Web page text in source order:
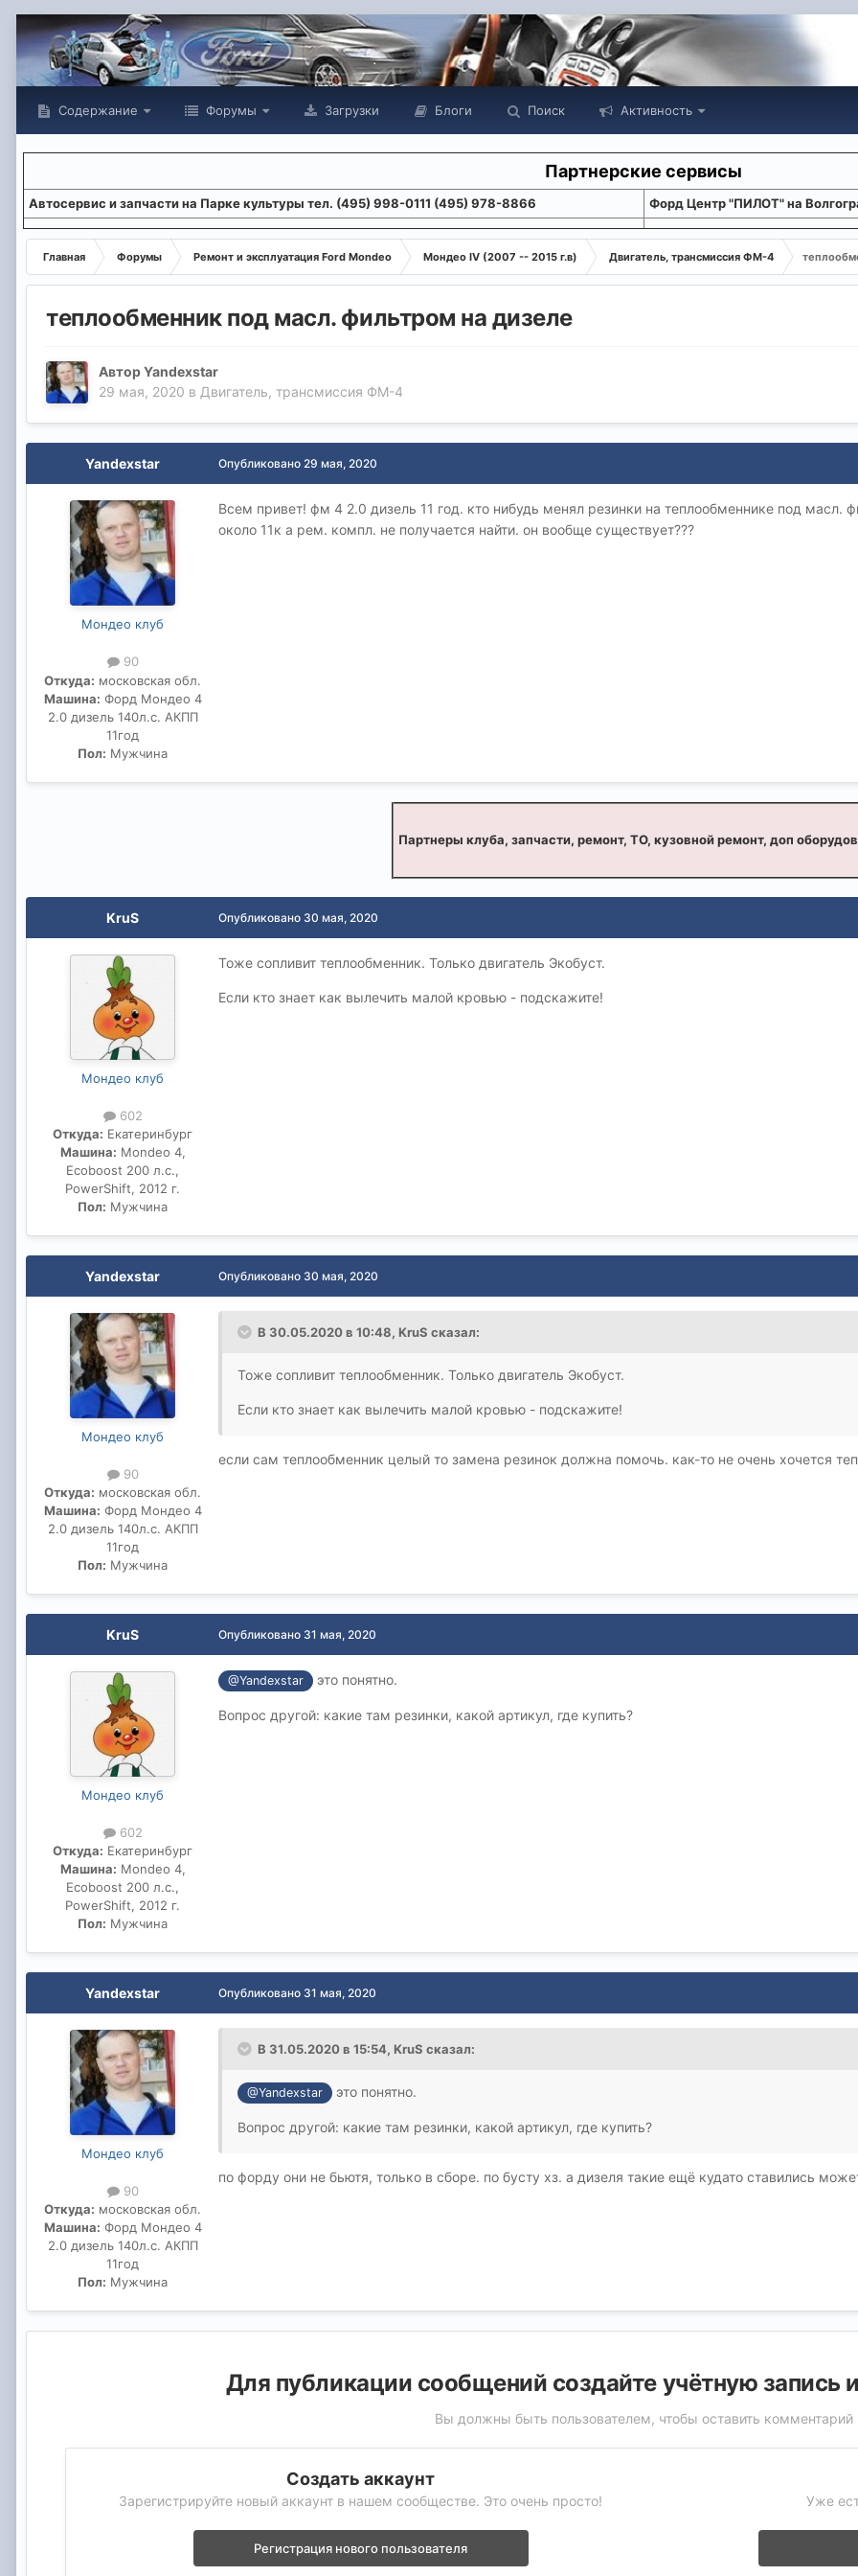
Содержание Форумы Загрузки Блоги Поиск Активность
Партнерские сервисы
Aвтосервис и запчасти на Парке культуры тел. (495) 998-0111 (495) 978-8866 Форд Центр "ПИЛОТ" на
Главная Форумы Ремонт и эксплуатация Ford Mondeo Мондео IV (2007 -- 2015 г.в) Двигатель, трансмиссия ФМ-4
теплообменник под масл. фильтром на дизеле
АвторYandexstar
29 мая, 2020 в Двигатель, трансмиссия ФМ-4
Yandexstar
Мондео клуб
90
Откуда: московская обл.
Машина: Форд Мондео 4
2.0 дизель 140л.с. АКПП
11год
Пол: Мужчина
Опубликовано 29 мая, 2020
Всем привет! фм 4 2.0 дизель 11 год. кто нибудь менял резинки на теплообменнике под масл.
около 11к а рем. компл. не получается найти. он вообще существует???
Партнеры клуба, запчасти, ремонт, ТО, кузовной ремонт, доп
KruS
Мондео клуб
602
Откуда: Екатеринбург
Машина: Mondeo 4,
Ecoboost 200 л.с.,
PowerShift, 2012 г.
Пол: Мужчина
Опубликовано 30 мая, 2020
Тоже сопливит теплообменник. Только двигатель Экобуст.
Если кто знает как вылечить малой кровью - подскажите!
Yandexstar
Мондео клуб
90
Откуда: московская обл.
Машина: Форд Мондео 4
2.0 дизель 140л.с. АКПП
11год
Пол: Мужчина
Опубликовано 30 мая, 2020
В 30.05.2020 в 10:48, KruS сказал:
Тоже сопливит теплообменник. Только двигатель Экобуст.
Если кто знает как вылечить малой кровью - подскажите!
если сам теплообменник целый то замена резинок должна помочь. как-то не очень хочется
KruS
Мондео клуб
602
Откуда: Екатеринбург
Машина: Mondeo 4,
Ecoboost 200 л.с.,
PowerShift, 2012 г.
Пол: Мужчина
Опубликовано 31 мая, 2020
@Yandexstar это понятно.
Вопрос другой: какие там резинки, какой артикул, где купить?
Yandexstar
Мондео клуб
90
Откуда: московская обл.
Машина: Форд Мондео 4
2.0 дизель 140л.с. АКПП
11год
Пол: Мужчина
Опубликовано 31 мая, 2020
В 31.05.2020 в 15:54, KruS сказал:
@Yandexstar это понятно.
Вопрос другой: какие там резинки, какой артикул, где купить?
по форду они не бьютя, только в сборе. по бусту хз. а дизеля такие ещё кудато ставились
Для публикации сообщений создайте учётную запись
Вы должны быть пользователем, чтобы оставить комментарий
Создать аккаунт
Зарегистрируйте новый аккаунт в нашем сообществе. Это очень просто!
Регистрация нового пользователя
Уже